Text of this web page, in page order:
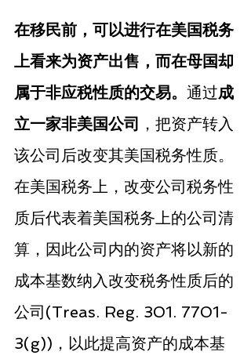
在移民前，可以进行在美国税务
上看来为资产出售，而在母国却
属于非应税性质的交易。 通过成
立一家非美国公司 ，把资产转入
该公司后改变其美国税务性质。
在美国税务上，改变公司税务性
质后代表着美国税务上的公司清
算，因此公司内的资产将以新的
成本基数纳入改变税务性质后的
公司(Treas. Reg. 301. 7701-
3(g))，以此提高资产的成本基